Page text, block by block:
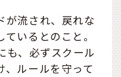
が流され、戻れな
いるとのこと。
も、必ずスクール
、ルールを守って